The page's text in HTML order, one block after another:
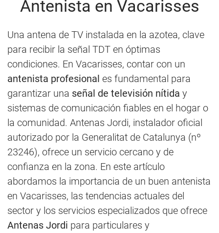
Antenista en Vacarisses
Una antena de TV instalada en la azotea, clave
para recibir la señal TDT en óptimas
condiciones. En Vacarisses, contar con un
antenista profesional es fundamental para
garantizar una señal de televisión nítida y
sistemas de comunicación fiables en el hogar o
la comunidad. Antenas Jordi, instalador oficial
autorizado por la Generalitat de Catalunya (nº
23246), ofrece un servicio cercano y de
confianza en la zona. En este artículo
abordamos la importancia de un buen antenista
en Vacarisses, las tendencias actuales del
sector y los servicios especializados que ofrece
Antenas Jordi para particulares y